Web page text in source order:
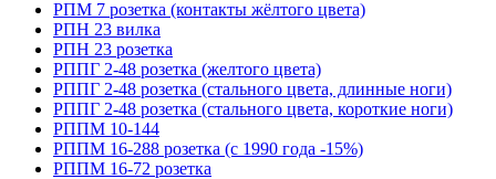
РПМ 7 розетка (контакты жёлтого цвета)
РПН 23 вилка
РПН 23 розетка
РППГ 2-48 розетка (желтого цвета)
РППГ 2-48 розетка (стального цвета, длинные ноги)
РППГ 2-48 розетка (стального цвета, короткие ноги)
РППМ 10-144
РППМ 16-288 розетка (с 1990 года -15%)
РППМ 16-72 розетка